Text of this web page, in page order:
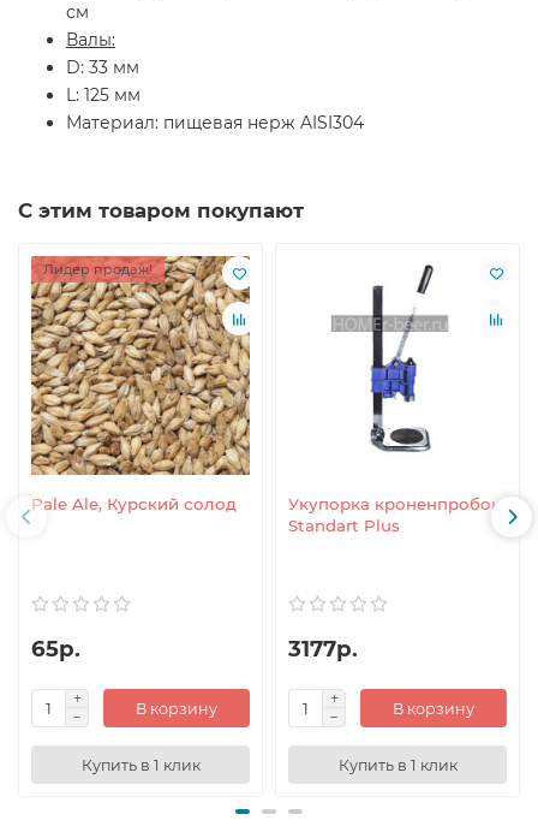
см
Валы:
D: 33 мм
L: 125 мм
Материал: пищевая нерж AISI304
С этим товаром покупают
Лидер продаж!
Pale Ale, Курский солод
65р.
В корзину
Купить в 1 клик
Укупорка кроненпробок
Standart Plus
3177р.
В корзину
Купить в 1 клик